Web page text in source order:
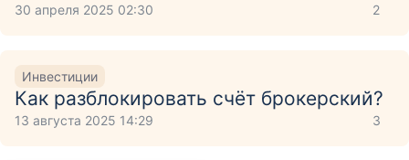
30 апреля 2025 02:30 2
Инвестиции
Как разблокировать счёт брокерский?
13 августа 2025 14:29 3